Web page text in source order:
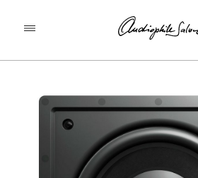
KEZDŐLAP TERMÉKEK
/
SONUS FABER PALLADIO PS-G101